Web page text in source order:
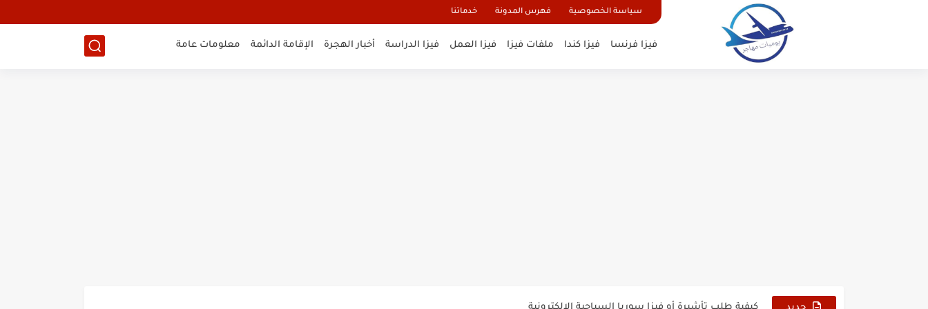
سياسة الخصوصية فهرس المدونة خدماتنا
فيزا فرنسا فيزا كندا ملفات فيزا فيزا العمل فيزا الدراسة أخبار الهجرة الإقامة الدائمة معلومات عامة